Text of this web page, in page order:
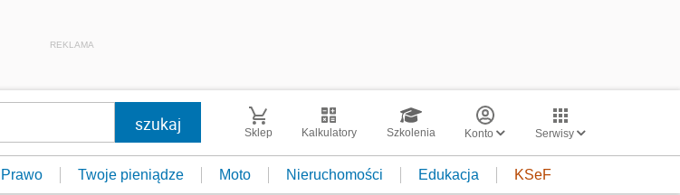
REKLAMA
Sklep Kalkulatory Szkolenia Konto Serwisy
Prawo Twoje pieniądze Moto Nieruchomości Edukacja KSeF